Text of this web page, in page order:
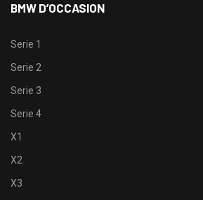
BMW D’OCCASION
Serie 1
Serie 2
Serie 3
Serie 4
X1
X2
X3